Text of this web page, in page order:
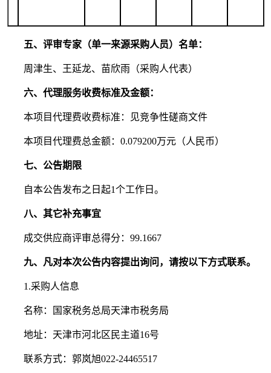
五、评审专家（单一来源采购人员）名单：
周津生、王延龙、苗欣雨（采购人代表）
六、代理服务收费标准及金额：
本项目代理费收费标准：见竞争性磋商文件
本项目代理费总金额：0.079200万元（人民币）
七、公告期限
自本公告发布之日起1个工作日。
八、其它补充事宜
成交供应商评审总得分：99.1667
九、凡对本次公告内容提出询问，请按以下方式联系。
1.采购人信息
名称：国家税务总局天津市税务局
地址：天津市河北区民主道16号
联系方式：郭岚旭022-24465517